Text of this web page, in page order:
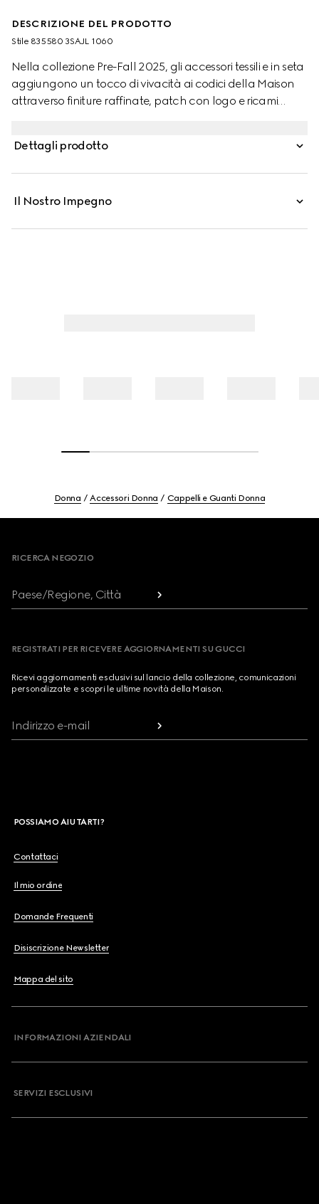
DESCRIZIONE DEL PRODOTTO
Stile ‎835580 3SAJL 1060
Nella collezione Pre-Fall 2025, gli accessori tessili e in seta
aggiungono un tocco di vivacità ai codici della Maison
attraverso finiture raffinate, patch con logo e ricami
Dettagli prodotto
Il Nostro Impegno
Donna Accessori Donna Cappelli e Guanti Donna
RICERCA NEGOZIO
Paese/Regione, Città
REGISTRATI PER RICEVERE AGGIORNAMENTI SU GUCCI
Ricevi aggiornamenti esclusivi sul lancio della collezione, comunicazioni
personalizzate e scopri le ultime novità della Maison.
Indirizzo e-mail
POSSIAMO AIUTARTI?
Contattaci
Il mio ordine
Domande Frequenti
Disiscrizione Newsletter
Mappa del sito
INFORMAZIONI AZIENDALI
SERVIZI ESCLUSIVI